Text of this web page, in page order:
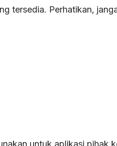
tersedia. Perhatikan,
untuk aplikasi pihak